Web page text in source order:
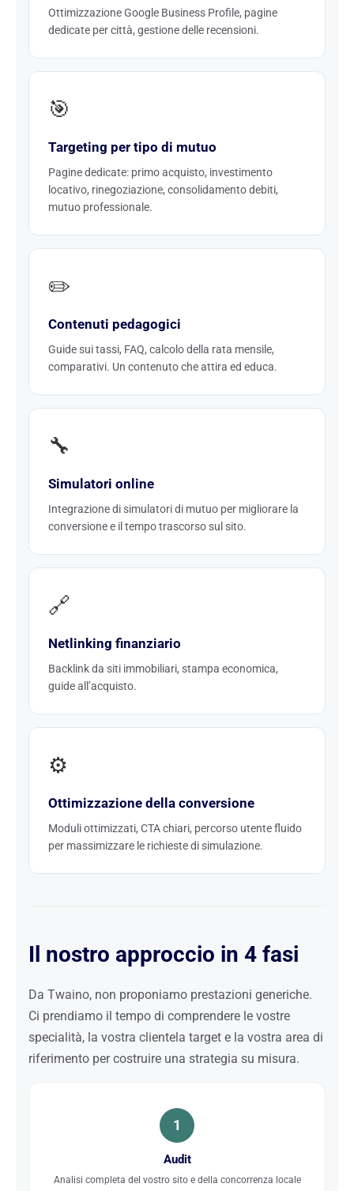
Ottimizzazione Google Business Profile, pagine
dedicate per città, gestione delle recensioni.
🎯
Targeting per tipo di mutuo
Pagine dedicate: primo acquisto, investimento
locativo, rinegoziazione, consolidamento debiti,
mutuo professionale.
✏️
Contenuti pedagogici
Guide sui tassi, FAQ, calcolo della rata mensile,
comparativi. Un contenuto che attira ed educa.
🔧
Simulatori online
Integrazione di simulatori di mutuo per migliorare la
conversione e il tempo trascorso sul sito.
🔗
Netlinking finanziario
Backlink da siti immobiliari, stampa economica,
guide all’acquisto.
⚙️
Ottimizzazione della conversione
Moduli ottimizzati, CTA chiari, percorso utente fluido
per massimizzare le richieste di simulazione.
Il nostro approccio in 4 fasi
Da Twaino, non proponiamo prestazioni generiche.
Ci prendiamo il tempo di comprendere le vostre
specialità, la vostra clientela target e la vostra area di
riferimento per costruire una strategia su misura.
1
Audit
Analisi completa del vostro sito e della concorrenza locale